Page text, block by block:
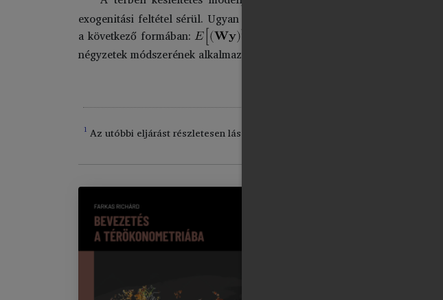
exogenitási feltétel sérül. Ugyan a térbeli autoregresszív kombinált
a következő formában:
. E tény szintén hozzájárul
négyzetek módszerének alkalmazásához.
1 Az utóbbi eljárást részletesen lásd